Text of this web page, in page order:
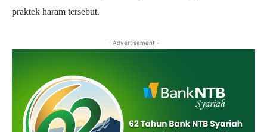
praktek haram tersebut.
- Advertisement -